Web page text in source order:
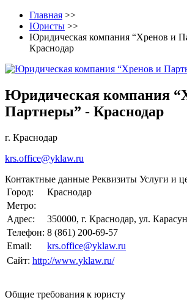
Главная >>
Юристы >>
Юридическая компания “Хренов и
Краснодар
Юридическая компания
Партнеры” - Краснодар
г. Краснодар
krs.office@yklaw.ru
Контактные данные Реквизиты Услуги и
Город:
Краснодар
Метро:
Адрес:
350000, г. Краснодар, ул.
Телефон: 8 (861) 200-69-57
Email:
krs.office@yklaw.ru
Сайт: http://www.yklaw.ru/
Общие требования к юристу